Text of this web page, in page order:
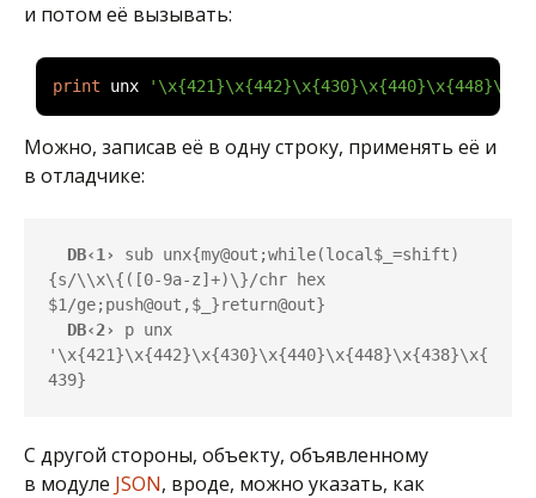
и потом её вызывать:
print unx
Можно, записав её в одну строку, применять её и
в отладчике:
  DB‹1›
sub unx{my@out;while(local$_=shift)
{s/\\x\{([0-9a-z]+)\}/chr hex
  DB‹2›
p unx
'\x{421}\x{442}\x{430}\x{440}\x{448}\x{438}\x{
439}
С другой стороны, объекту, объявленному
в модуле JSON, вроде, можно указать, как